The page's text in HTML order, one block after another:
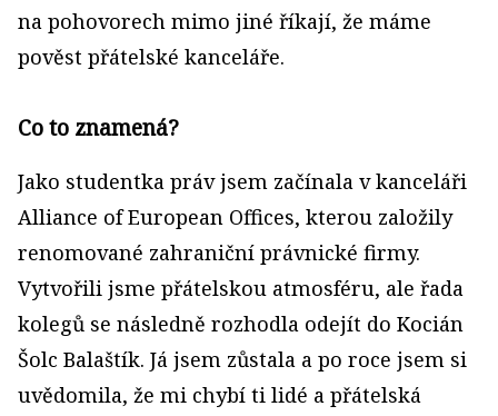
na pohovorech mimo jiné říkají, že máme
pověst přátelské kanceláře.
Co to znamená?
Jako studentka práv jsem začínala v kanceláři
Alliance of European Offices, kterou založily
renomované zahraniční právnické firmy.
Vytvořili jsme přátelskou atmosféru, ale řada
kolegů se následně rozhodla odejít do Kocián
Šolc Balaštík. Já jsem zůstala a po roce jsem si
uvědomila, že mi chybí ti lidé a přátelská